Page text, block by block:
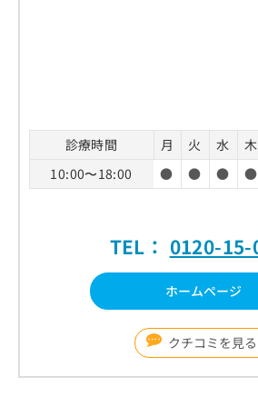
診療時間 月 火 水 木
10:00〜18:00
● ● ● ●
TEL： 0120-15-
ホームページ
クチコミを見る